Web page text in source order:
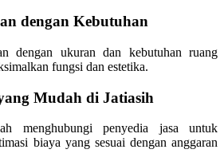
dengan Kebutuhan
dengan ukuran dan kebutuhan ruang
fungsi dan estetika.
Mudah di Jatiasih
menghubungi penyedia jasa untuk
biaya yang sesuai dengan anggaran